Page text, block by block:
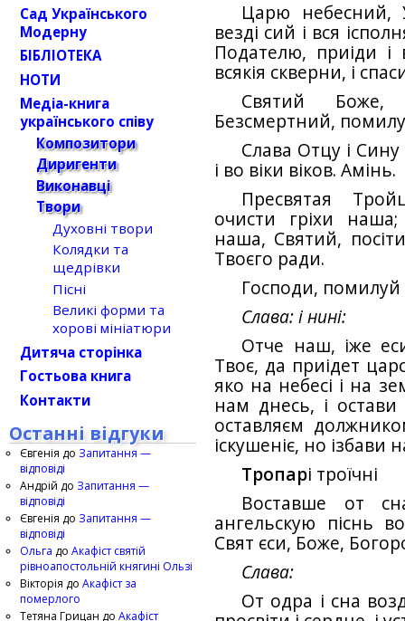
Царю небесний,
везді сий і вся
Подателю, приіди
всякія скверни, і
Святий Боже,
Безсмертний,
Слава Отцу і Сину
і во віки віков. Амінь.
Пресвятая
очисти гріхи наша;
наша, Святий,
Твоєго ради.
Господи, помилуй
Слава: і нині:
Отче наш, іже
Твоє, да приідет
яко на небесі і на
нам днесь, і
оставляєм
іскушеніє, но ізбави
Тропарі троїчні
Воставше от
ангельскую піснь
Свят єси, Боже,
Слава:
От одра і сна
Сад Українського
Модерну
БІБЛІОТЕКА
НОТИ
Медіа-книга
українського співу
Композитори
Диригенти
Виконавці
Твори
Духовні твори
Колядки та
щедрівки
Пісні
Великі форми та
хорові мініатюри
Дитяча сторінка
Гостьова книга
Контакти
Останні відгуки
Євгенія до Запитання —
відповіді
Андрій до Запитання —
відповіді
Євгенія до Запитання —
відповіді
Ольга до Акафіст святій
рівноапостольній княгині Ользі
Вікторія до Акафіст за
померлого
Тетяна Грицан до Акафіст